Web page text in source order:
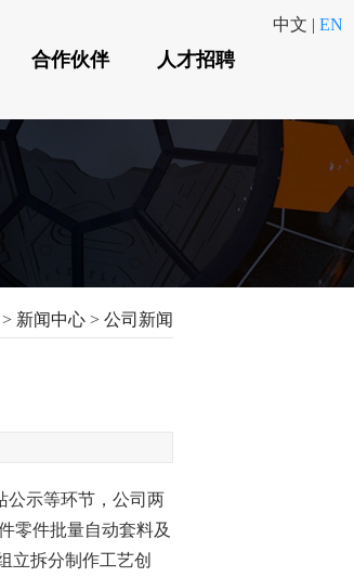
合作伙伴 人才招聘
中文 | EN
> 新闻中心 > 公司新闻
公示等环节，公司两
零件批量自动套料及
立拆分制作工艺创